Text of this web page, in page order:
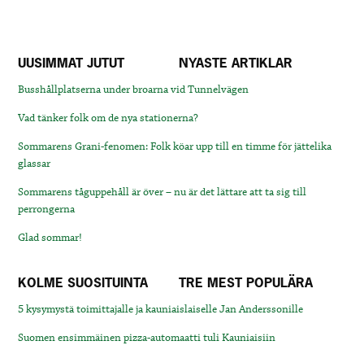
UUSIMMAT JUTUT NYASTE ARTIKLAR
Busshållplatserna under broarna vid Tunnelvägen
Vad tänker folk om de nya stationerna?
Sommarens Grani-fenomen: Folk köar upp till en timme för jättelika
glassar
Sommarens tåguppehåll är över – nu är det lättare att ta sig till
perrongerna
Glad sommar!
KOLME SUOSITUINTA TRE MEST POPULÄRA
5 kysymystä toimittajalle ja kauniaislaiselle Jan Anderssonille
Suomen ensimmäinen pizza-automaatti tuli Kauniaisiin